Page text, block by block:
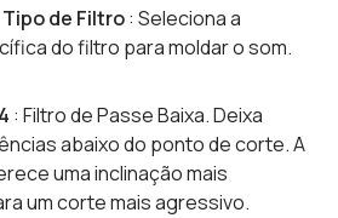
de Filtro: Seleciona a
do filtro para moldar o som.
: Filtro de Passe Baixa. Deixa
abaixo do ponto de corte. A
uma inclinação mais
um corte mais agressivo.